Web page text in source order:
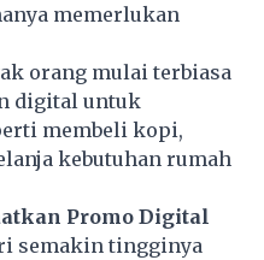
memerlukan
orang mulai terbiasa
digital untuk
membeli kopi,
kebutuhan rumah
Promo Digital
semakin tingginya